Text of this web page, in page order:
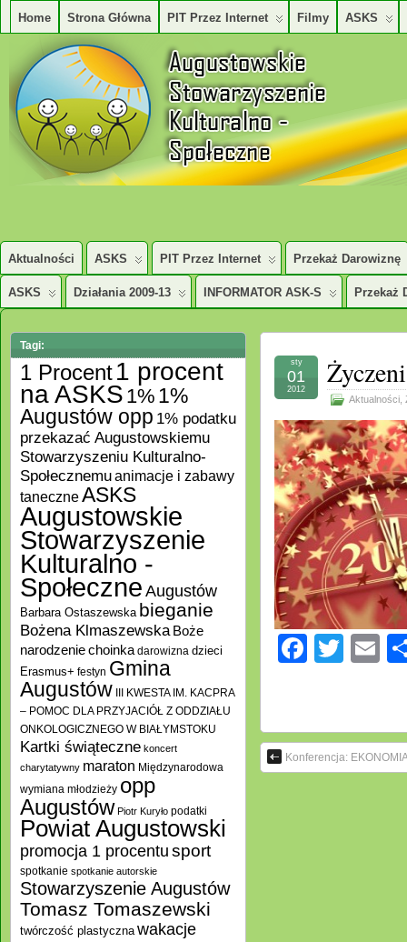
Home Strona Główna PIT Przez Internet Filmy ASKS
AUGUSTOWSKIE STOWARZYSZENE KULTURALNO – SPOŁECZNE
Aktualności ASKS PIT Przez Internet Przekaż Darowiznę
ASKS Działania 2009-13 INFORMATOR ASK-S Przekaż
Aktualności
sty
01
2012
Konferencja:
Tagi:
1 Procent1 procent
na ASKS 1% 1%
Augustów opp 1% podatku
przekazać Augustowskiemu
Stowarzyszeniu Kulturalno-
Społecznemuanimacje i zabawy
taneczneASKS
Augustowskie
Stowarzyszenie
Kulturalno -
Społeczne Augustów
Barbara Ostaszewska bieganie
Bożena Klmaszewska Boże
narodzeniechoinka darowizna dzieci
Erasmus+ festyn Gmina
Augustów III KWESTA IM. KACPRA
– POMOC DLA PRZYJACIÓŁ Z ODDZIAŁU
ONKOLOGICZNEGO W BIAŁYMSTOKU
Kartki świąteczne koncert
charytatywny maraton Międzynarodowa
wymiana młodzieży opp
Augustów Piotr Kuryło podatki
Powiat Augustowski
promocja 1 procentusport
spotkanie spotkanie autorskie
Stowarzyszenie Augustów
Tomasz Tomaszewski
twórczość plastyczna wakacje